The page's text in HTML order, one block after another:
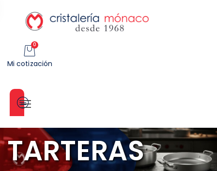
0
Mi cotización
Categorías
TARTERAS